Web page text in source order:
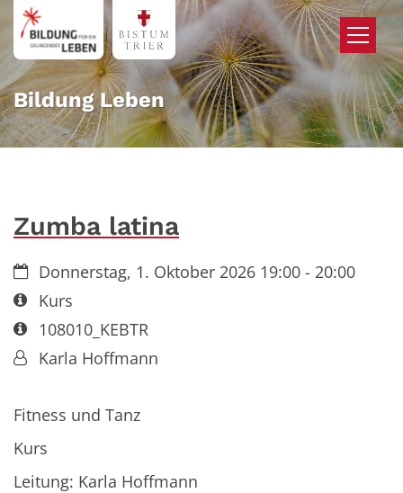
Zum Inhalt springen
Bildung Leben
Zumba latina
Datum:Donnerstag, 1. Oktober 2026 19:00 - 20:00
Art bzw. Nummer:
Kurs
Art bzw. Nummer:
108010_KEBTR
Von:Karla Hoffmann
Fitness und Tanz
Kurs
Leitung: Karla Hoffmann